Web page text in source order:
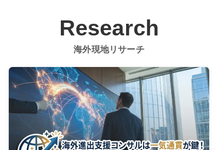
Research
海外現地リサーチ